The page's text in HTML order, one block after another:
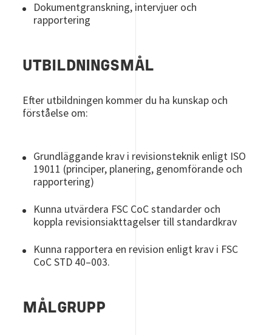
Dokumentgranskning, intervjuer och
rapportering
UTBILDNINGSMÅL
Efter utbildningen kommer du ha kunskap och
förståelse om:
Grundläggande krav i revisionsteknik enligt ISO
19011 (principer, planering, genomförande och
rapportering)
Kunna utvärdera FSC CoC standarder och
koppla revisionsiakttagelser till standardkrav
Kunna rapportera en revision enligt krav i FSC
CoC STD 40–003.
MÅLGRUPP